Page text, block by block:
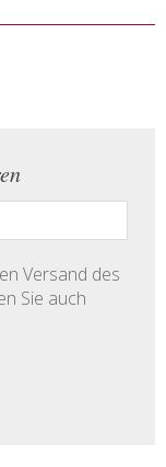
Versand des
Sie auch